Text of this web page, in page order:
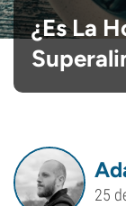
¿Es La
25